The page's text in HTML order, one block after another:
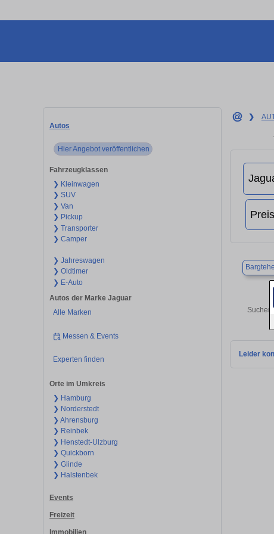
Autos
Hier Angebot veröffentlichen
Fahrzeugklassen
❯ Kleinwagen
❯ SUV
❯ Van
❯ Pickup
❯ Transporter
❯ Camper
❯ Jahreswagen
❯ Oldtimer
❯ E-Auto
Autos der Marke Jaguar
Alle Marken
Messen & Events
Experten finden
Orte im Umkreis
❯ Hamburg
❯ Norderstedt
❯ Ahrensburg
❯ Reinbek
❯ Henstedt-Ulzburg
❯ Quickborn
❯ Glinde
❯ Halstenbek
Events
Freizeit
Immobilien
❯
Leider